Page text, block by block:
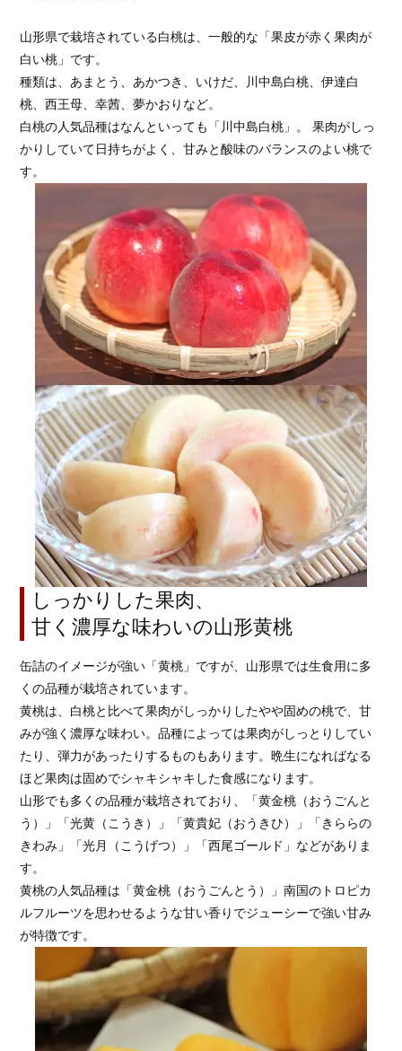
山形県で栽培されている白桃は、一般的な「果皮が赤く果肉が
白い桃」です。
種類は、あまとう、あかつき、いけだ、川中島白桃、伊達白
桃、西王母、幸茜、夢かおりなど。
白桃の人気品種はなんといっても「川中島白桃」。 果肉がしっ
かりしていて日持ちがよく、甘みと酸味のバランスのよい桃で
す。
しっかりした果肉、
甘く濃厚な味わいの山形黄桃
缶詰のイメージが強い「黄桃」ですが、山形県では生食用に多
くの品種が栽培されています。
黄桃は、白桃と比べて果肉がしっかりしたやや固めの桃で、甘
みが強く濃厚な味わい。品種によっては果肉がしっとりしてい
たり、弾力があったりするものもあります。晩生になればなる
ほど果肉は固めでシャキシャキした食感になります。
山形でも多くの品種が栽培されており、「黄金桃（おうごんと
う）」「光黄（こうき）」「黄貴妃（おうきひ）」「きららの
きわみ」「光月（こうげつ）」「西尾ゴールド」などがありま
す。
黄桃の人気品種は「黄金桃（おうごんとう）」南国のトロピカ
ルフルーツを思わせるような甘い香りでジューシーで強い甘み
が特徴です。